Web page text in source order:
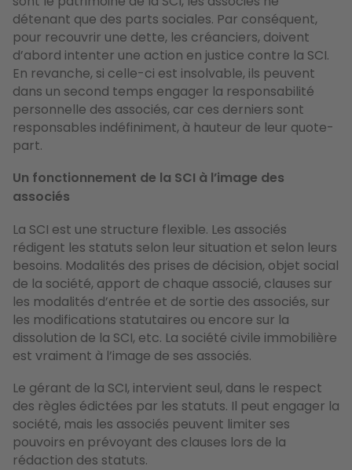
détenant que des parts sociales. Par conséquent,
pour recouvrir une dette, les créanciers, doivent
d’abord intenter une action en justice contre la SCI.
En revanche, si celle-ci est insolvable, ils peuvent
dans un second temps engager la responsabilité
personnelle des associés, car ces derniers sont
responsables indéfiniment, à hauteur de leur quote-
part.
Un fonctionnement de la SCI à l’image des
associés
La SCI est une structure flexible. Les associés
rédigent les statuts selon leur situation et selon leurs
besoins. Modalités des prises de décision, objet social
de la société, apport de chaque associé, clauses sur
les modalités d’entrée et de sortie des associés, sur
les modifications statutaires ou encore sur la
dissolution de la SCI, etc. La société civile immobilière
est vraiment à l’image de ses associés.
Le gérant de la SCI, intervient seul, dans le respect
des règles édictées par les statuts. Il peut engager la
société, mais les associés peuvent limiter ses
pouvoirs en prévoyant des clauses lors de la
rédaction des statuts.